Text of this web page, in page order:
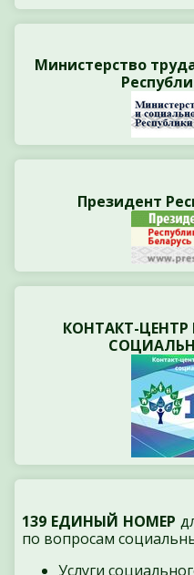
Министерство
Президент
КОНТАКТ-
139 ЕДИНЫЙ НОМЕР
по вопросам
Услуги